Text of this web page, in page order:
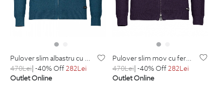
pulover slim albastru cu fermoar, din amestec cu casmir
470Lei | -40% Off282Lei
Outlet Online
pulover slim mov cu fermoar, din amestec cu casmir
470Lei| -40% Off282Lei
Outlet Online